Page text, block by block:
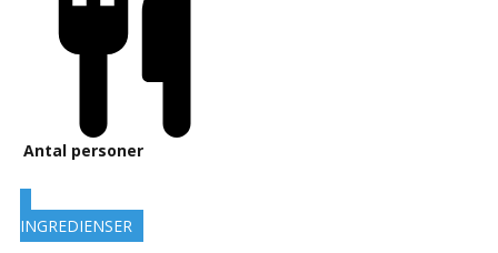
Antal personer
INGREDIENSER